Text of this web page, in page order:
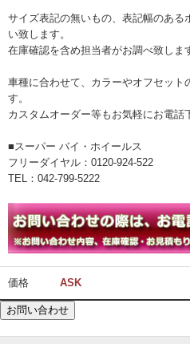
サイズ表記の無いもの、表記幅のある
い致します。
在庫確認を含め担当者がお調べ致しま
車種に合わせて、カラーやオフセット
す。
カスタムオーダー等もお気軽にお電話
■スーパー バイ・ホイールス
フリーダイヤル：0120-924-522
TEL：042-799-5222
価格 ASK